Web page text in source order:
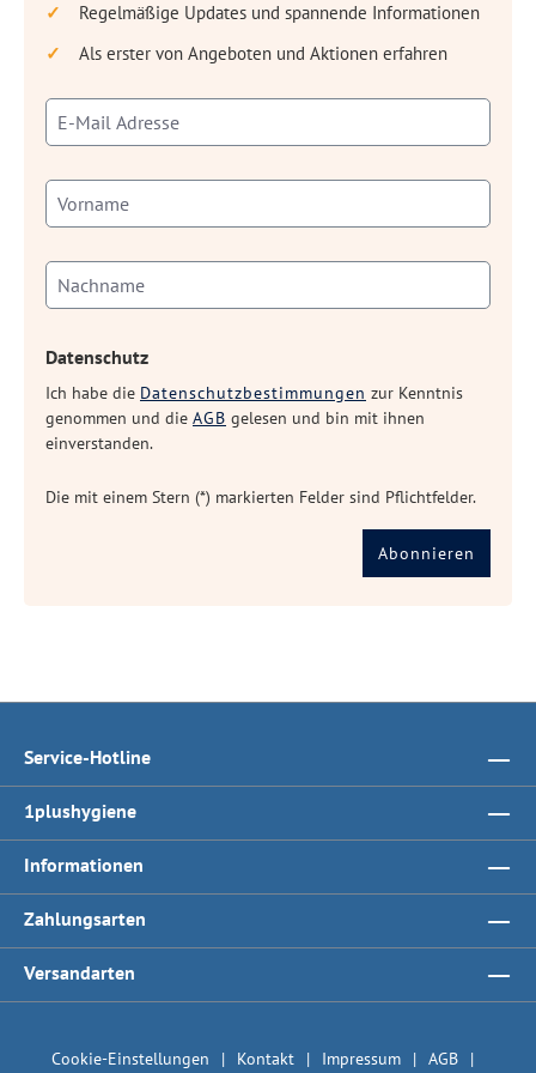
Regelmäßige Updates und spannende Informationen
Als erster von Angeboten und Aktionen erfahren
Datenschutz
Ich habe die Datenschutzbestimmungen zur Kenntnis
genommen und die AGB gelesen und bin mit ihnen
einverstanden.
Die mit einem Stern (*) markierten Felder sind Pflichtfelder.
Abonnieren
Service-Hotline
1plushygiene
Informationen
Zahlungsarten
Versandarten
Cookie-Einstellungen Kontakt Impressum AGB